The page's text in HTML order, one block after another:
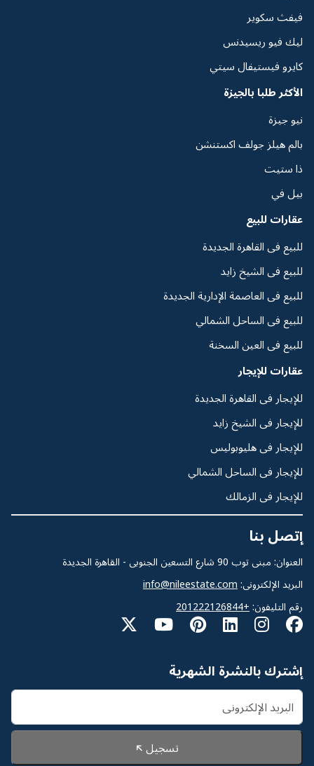
فيفث سكوير
ليك فيو ريسيدنس
كايرو فيستيفال سيتي
الأكثر طلبا بالجيزة
نيو جيزة
بالم هيلز جولف اكستنشن
ذا ستيت
بيل في
عقارات للبيع
للبيع فى القاهرة الجديدة
للبيع فى الشيخ زايد
للبيع فى العاصمة الإدارية الجديدة
للبيع فى الساحل الشمالي
للبيع فى العين السخنة
عقارات للإيجار
للإيجار فى القاهرة الجديدة
للإيجار فى الشيخ زايد
للإيجار فى هليوبوليس
للإيجار فى الساحل الشمالي
للإيجار فى الزمالك
إتصل بنا
العنوان: مبنى توب 90 شارع التسعين الجنوبى - القاهرة الجديدة
البريد الإلكترونى: info@nileestate.com
رقم التليفون: +201222126844
إشترك بالنشرة الشهرية
تسجيل